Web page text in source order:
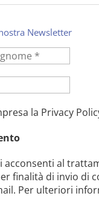
Newsletter
la Privacy
acconsenti al
finalità di invio di
Per ulteriori